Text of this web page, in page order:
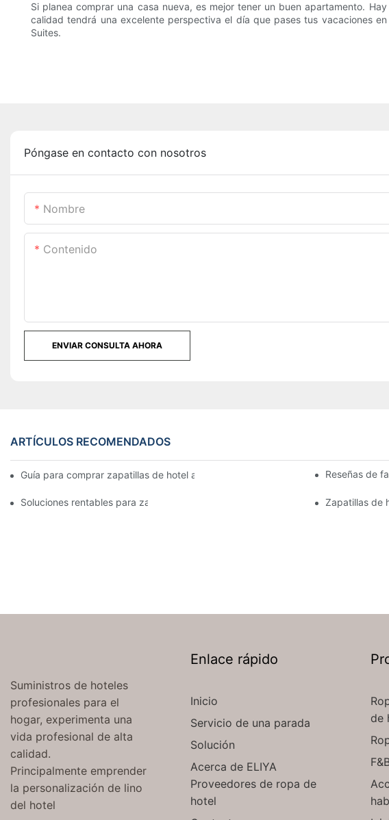
Si planea comprar una casa nueva, es mejor tener un buen apartamento.
calidad tendrá una excelente perspectiva el día que pases tus vacaciones
Suites.
Póngase en contacto con nosotros
Nombre
Contenido
ENVIAR CONSULTA AHORA
ARTÍCULOS RECOMENDADOS
Guía para comprar zapatillas de hotel al por mayor: comparación de fabricantes
Reseñas de
Soluciones rentables para zapatillas de hotel: fabricantes mayoristasZapatillas de
Suministros de hoteles
profesionales para el
hogar, experimenta una
vida profesional de alta
calidad.
Principalmente emprender
la personalización de lino
del hotel
Enlace rápido
Inicio
Servicio de una parada
Solución
Acerca de ELIYA
Proveedores de ropa de
hotel
de